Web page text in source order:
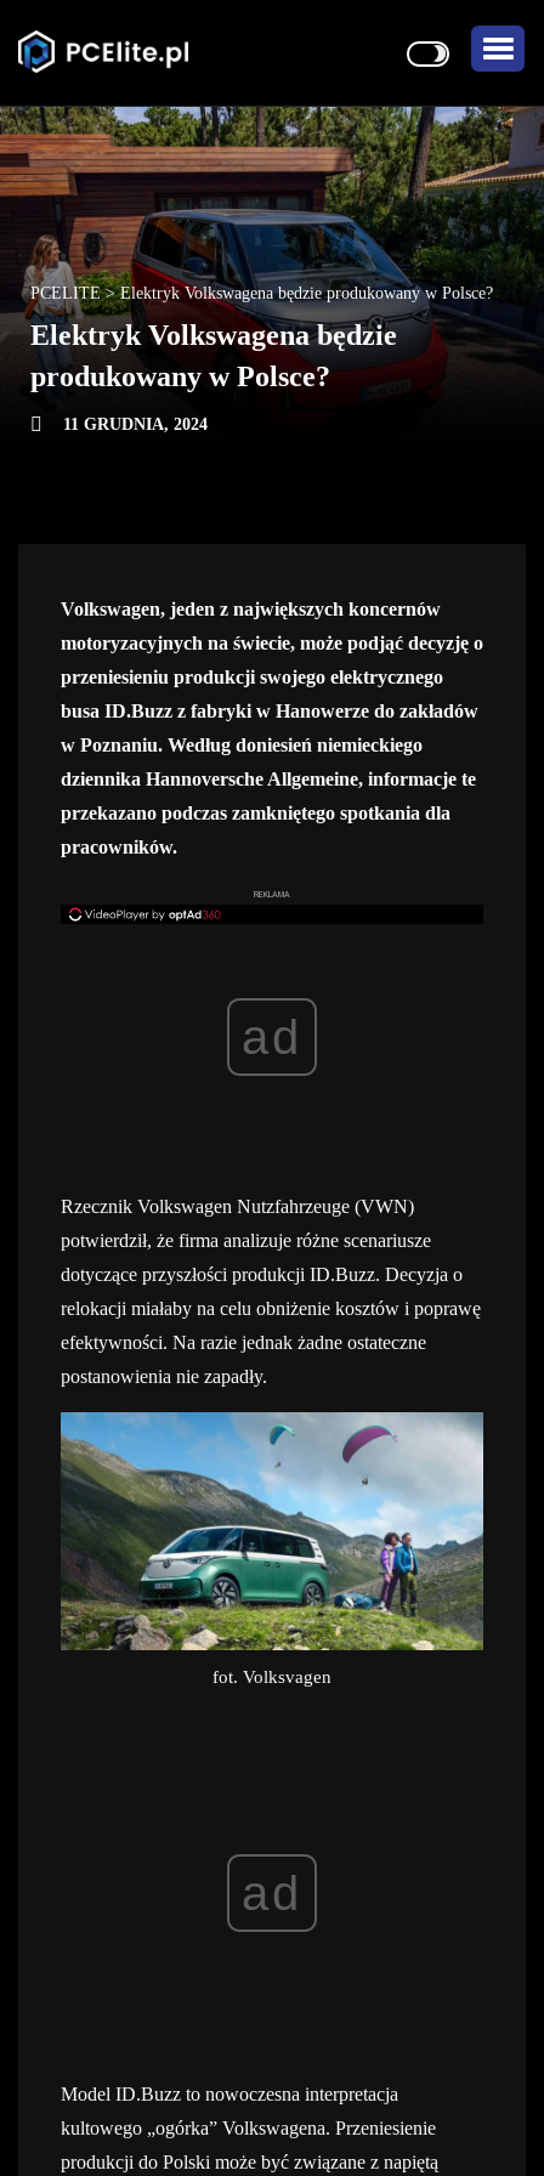
PCELITE>Elektryk Volkswagena będzie produkowany w Polsce?
Elektryk Volkswagena będzie
produkowany w Polsce?
11 GRUDNIA, 2024
Volkswagen, jeden z największych koncernów
motoryzacyjnych na świecie, może podjąć decyzję o
przeniesieniu produkcji swojego elektrycznego
busa ID.Buzz z fabryki w Hanowerze do zakładów
w Poznaniu. Według doniesień niemieckiego
dziennika Hannoversche Allgemeine, informacje te
przekazano podczas zamkniętego spotkania dla
pracowników.
REKLAMA
ad
Rzecznik Volkswagen Nutzfahrzeuge (VWN)
potwierdził, że firma analizuje różne scenariusze
dotyczące przyszłości produkcji ID.Buzz. Decyzja o
relokacji miałaby na celu obniżenie kosztów i poprawę
efektywności. Na razie jednak żadne ostateczne
postanowienia nie zapadły.
fot. Volksvagen
ad
Model ID.Buzz to nowoczesna interpretacja
kultowego „ogórka” Volkswagena. Przeniesienie
produkcji do Polski może być związane z napiętą